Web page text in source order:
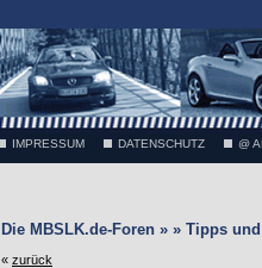
IMPRESSUM DATENSCHUTZ @
Die MBSLK.de-Foren » » Tipps
« zurück